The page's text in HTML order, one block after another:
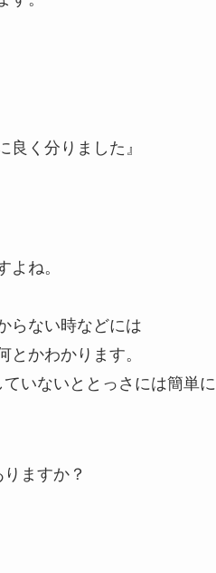
く分りました』
ね。
らない時などには
かわかります。
いないととっさには簡単
ますか？